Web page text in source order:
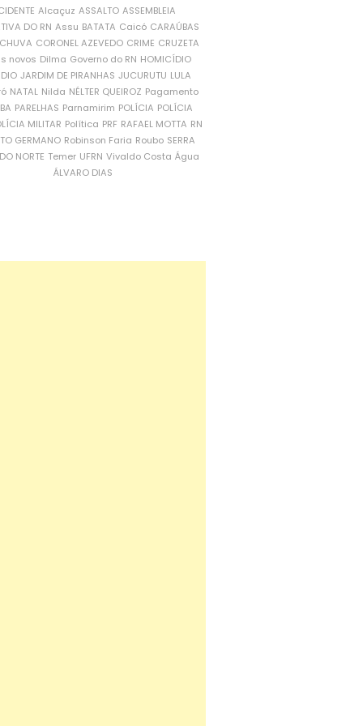
Alcaçuz ASSALTO ASSEMBLEIA
DO RN Assu BATATA Caicó CARAÚBAS
CORONEL AZEVEDO CRIME CRUZETA
novos Dilma Governo do RN HOMICÍDIO
JARDIM DE PIRANHAS JUCURUTU LULA
NATAL Nilda NÉLTER QUEIROZ Pagamento
PARELHAS Parnamirim POLÍCIA POLÍCIA
MILITAR Política PRF RAFAEL MOTTA RN
GERMANO Robinson Faria Roubo SERRA
NORTE Temer UFRN Vivaldo Costa Água
ÁLVARO DIAS